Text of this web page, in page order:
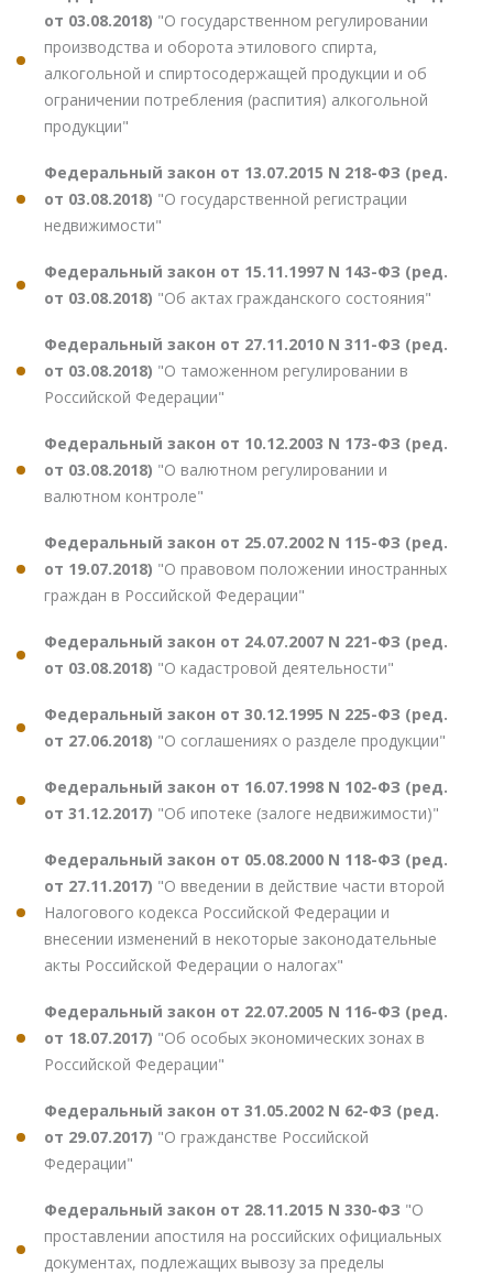
от 03.08.2018) "О государственном регулировании
производства и оборота этилового спирта,
алкогольной и спиртосодержащей продукции и об
ограничении потребления (распития) алкогольной
продукции"
Федеральный закон от 13.07.2015 N 218-ФЗ (ред.
от 03.08.2018) "О государственной регистрации
недвижимости"
Федеральный закон от 15.11.1997 N 143-ФЗ (ред.
от 03.08.2018) "Об актах гражданского состояния"
Федеральный закон от 27.11.2010 N 311-ФЗ (ред.
от 03.08.2018) "О таможенном регулировании в
Российской Федерации"
Федеральный закон от 10.12.2003 N 173-ФЗ (ред.
от 03.08.2018) "О валютном регулировании и
валютном контроле"
Федеральный закон от 25.07.2002 N 115-ФЗ (ред.
от 19.07.2018) "О правовом положении иностранных
граждан в Российской Федерации"
Федеральный закон от 24.07.2007 N 221-ФЗ (ред.
от 03.08.2018) "О кадастровой деятельности"
Федеральный закон от 30.12.1995 N 225-ФЗ (ред.
от 27.06.2018) "О соглашениях о разделе продукции"
Федеральный закон от 16.07.1998 N 102-ФЗ (ред.
от 31.12.2017) "Об ипотеке (залоге недвижимости)"
Федеральный закон от 05.08.2000 N 118-ФЗ (ред.
от 27.11.2017) "О введении в действие части второй
Налогового кодекса Российской Федерации и
внесении изменений в некоторые законодательные
акты Российской Федерации о налогах"
Федеральный закон от 22.07.2005 N 116-ФЗ (ред.
от 18.07.2017) "Об особых экономических зонах в
Российской Федерации"
Федеральный закон от 31.05.2002 N 62-ФЗ (ред.
от 29.07.2017) "О гражданстве Российской
Федерации"
Федеральный закон от 28.11.2015 N 330-ФЗ "О
проставлении апостиля на российских официальных
документах, подлежащих вывозу за пределы